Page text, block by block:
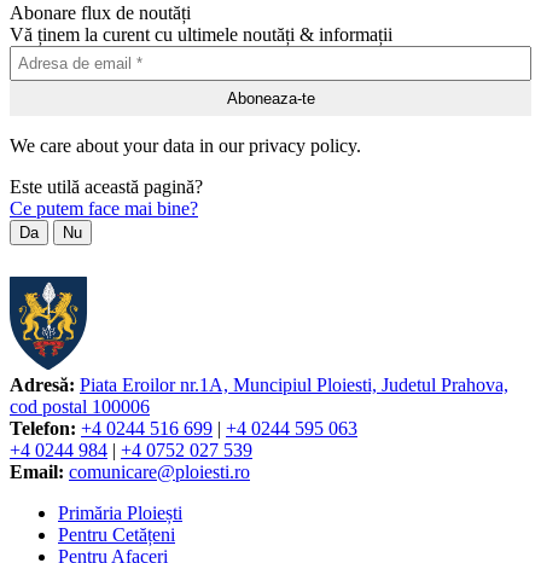
Abonare flux de noutăți
Vă ținem la curent cu ultimele noutăți & informații
We care about your data in our privacy policy.
Este utilă această pagină?
Ce putem face mai bine?
Da Nu
Adresă: Piata Eroilor nr.1A, Muncipiul Ploiesti, Judetul Prahova,
cod postal 100006
Telefon: +4 0244 516 699 | +4 0244 595 063
+4 0244 984 | +4 0752 027 539
Email: comunicare@ploiesti.ro
Primăria Ploiești
Pentru Cetățeni
Pentru Afaceri